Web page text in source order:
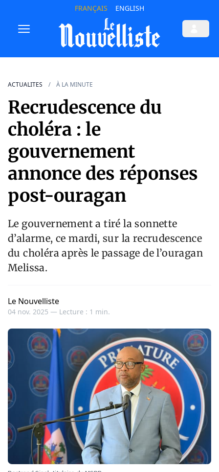
FRANÇAIS ENGLISH
ACTUALITES À LA MINUTE
Recrudescence du
choléra : le
gouvernement
annonce des réponses
post-ouragan
Le gouvernement a tiré la sonnette
d’alarme, ce mardi, sur la recrudescence
du choléra après le passage de l’ouragan
Melissa.
Le Nouvelliste
04 nov. 2025 — Lecture : 1 min.